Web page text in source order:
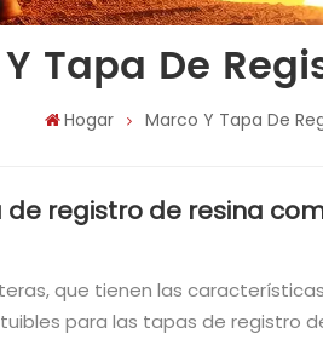
Tapa De
Hogar Marco Y Tapa De
registro de resina
para las tapas de registro